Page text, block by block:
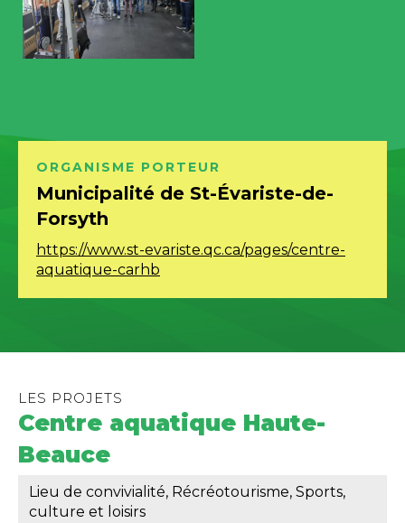
ORGANISME PORTEUR
Municipalité de St-Évariste-de-
Forsyth
https://www.st-evariste.qc.ca/pages/centre-
aquatique-carhb
LES PROJETS
Centre aquatique Haute-
Beauce
Lieu de convivialité, Récréotourisme, Sports,
culture et loisirs